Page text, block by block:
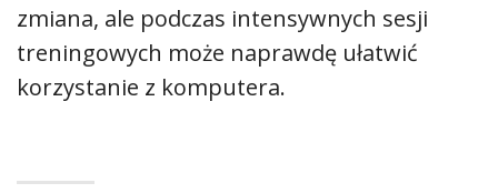
zmiana, ale podczas intensywnych sesji
treningowych może naprawdę ułatwić
korzystanie z komputera.